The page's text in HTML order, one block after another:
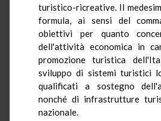
turistico-ricreative. Il
formula, ai sensi del
obiettivi per quanto
dell'attività economica in
promozione turistica
sviluppo di sistemi turistici
qualificati a sostegno
nonché di infrastrutture
nazionale.